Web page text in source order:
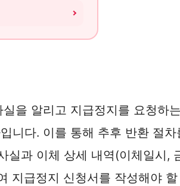
을 알리고 지급정지를 요청하
니다. 이를 통해 추후 반환 절
과 이체 상세 내역(이체일시,
지급정지 신청서를 작성해야